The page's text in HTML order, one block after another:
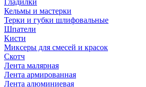
Гладилки
Кельмы и мастерки
Терки и губки шлифовальные
Шпатели
Кисти
Миксеры для смесей и красок
Скотч
Лента малярная
Лента армированная
Лента алюминиевая